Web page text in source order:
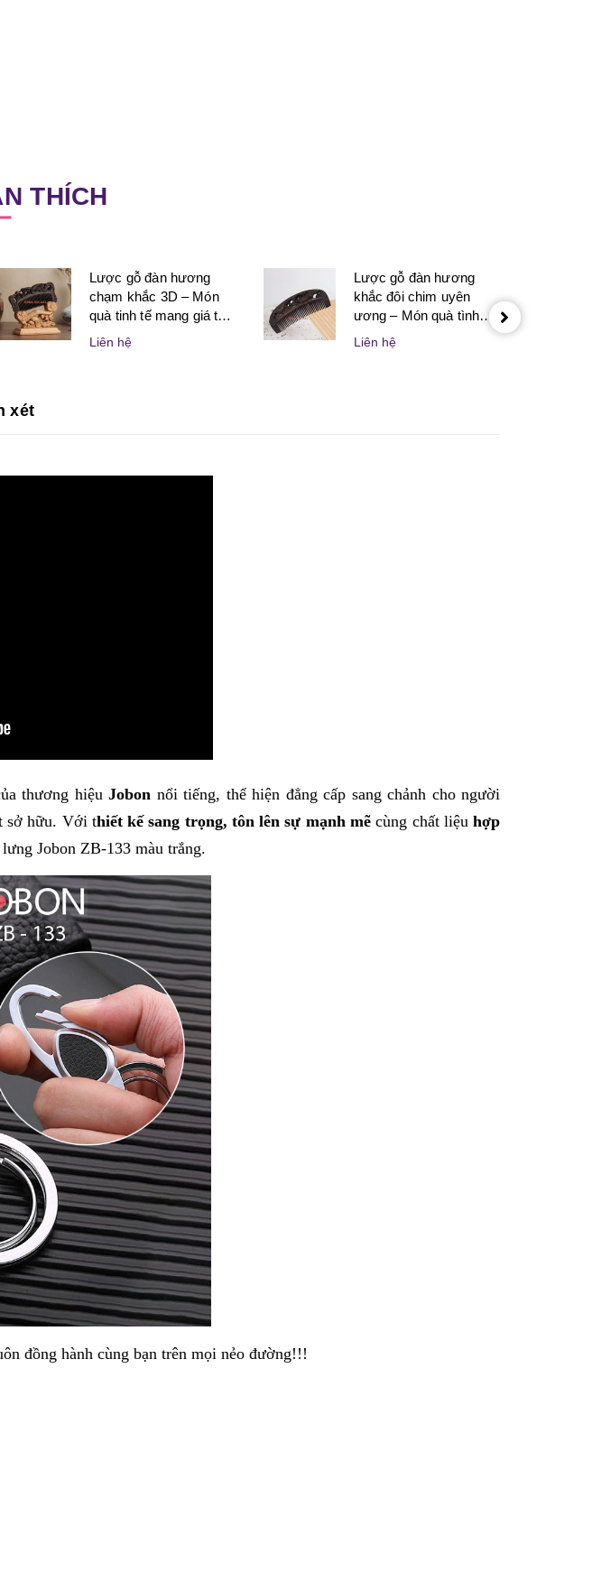
THÍCH
Lược gỗ đàn hương
chạm khắc 3D – Món
quà tinh tế mang giá trị
nghệ thuật và ý nghĩa
dành tặng người thân
Liên hệ
Lược gỗ đàn hương
khắc đôi chim uyên
ương – Món quà tình
yêu tinh tế dành cho
người yêu và vợ chồng
Liên hệ
xét
thương hiệu Jobon nổi tiếng, thể hiện đẳng cấp sang chảnh cho người
sở hữu. Với thiết kế sang trọng, tôn lên sự mạnh mẽ cùng chất liệuhợp
Jobon ZB-133 màu trắng.
đồng hành cùng bạn trên mọi nẻo đường!!!